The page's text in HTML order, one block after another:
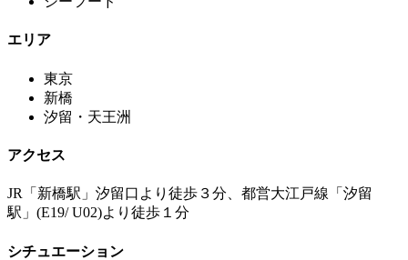
エリア
東京
新橋
汐留・天王洲
アクセス
JR「新橋駅」汐留口より徒歩３分、都営大江戸線「汐留
駅」(E19/ U02)より徒歩１分
シチュエーション